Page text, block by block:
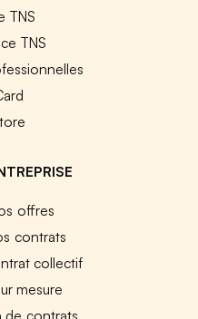
TNS
TNS
offres
contrats
collectif
mesure
de contrats